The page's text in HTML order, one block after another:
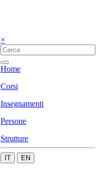
×
Home
Corsi
Insegnamenti
Persone
Strutture
IT EN